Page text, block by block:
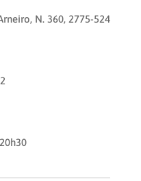
N. 360, 2775-524